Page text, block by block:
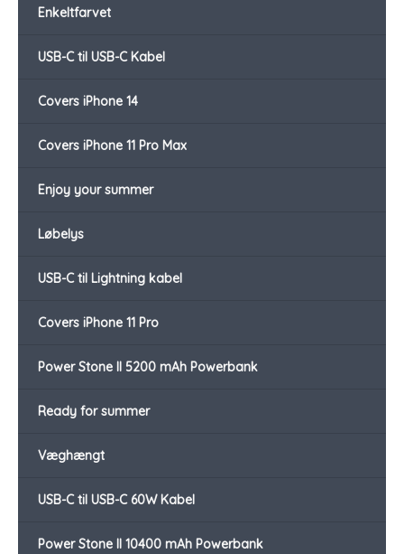
Enkeltfarvet
USB-C til USB-C Kabel
Covers iPhone 14
Covers iPhone 11 Pro Max
Enjoy your summer
Løbelys
USB-C til Lightning kabel
Covers iPhone 11 Pro
Power Stone II 5200 mAh Powerbank
Ready for summer
Væghængt
USB-C til USB-C 60W Kabel
Power Stone II 10400 mAh Powerbank